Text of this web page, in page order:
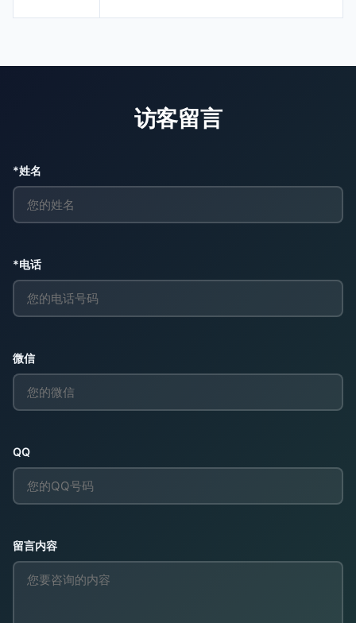
访客留言
*姓名
*电话
微信
QQ
留言内容